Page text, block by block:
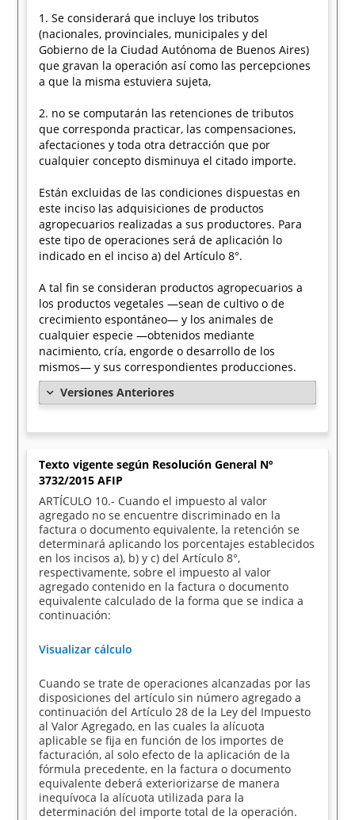
1. Se considerará que incluye los tributos
(nacionales, provinciales, municipales y del
Gobierno de la Ciudad Autónoma de Buenos Aires)
que gravan la operación así como las percepciones
a que la misma estuviera sujeta,
2. no se computarán las retenciones de tributos
que corresponda practicar, las compensaciones,
afectaciones y toda otra detracción que por
cualquier concepto disminuya el citado importe.
Están excluidas de las condiciones dispuestas en
este inciso las adquisiciones de productos
agropecuarios realizadas a sus productores. Para
este tipo de operaciones será de aplicación lo
indicado en el inciso a) del Artículo 8°.
A tal fin se consideran productos agropecuarios a
los productos vegetales —sean de cultivo o de
crecimiento espontáneo— y los animales de
cualquier especie —obtenidos mediante
nacimiento, cría, engorde o desarrollo de los
mismos— y sus correspondientes producciones.
Versiones Anteriores
Texto vigente según Resolución General Nº
3732/2015 AFIP
ARTÍCULO 10.- Cuando el impuesto al valor
agregado no se encuentre discriminado en la
factura o documento equivalente, la retención se
determinará aplicando los porcentajes establecidos
en los incisos a), b) y c) del Artículo 8°,
respectivamente, sobre el impuesto al valor
agregado contenido en la factura o documento
equivalente calculado de la forma que se indica a
continuación:
Visualizar cálculo
Cuando se trate de operaciones alcanzadas por las
disposiciones del artículo sin número agregado a
continuación del Artículo 28 de la Ley del Impuesto
al Valor Agregado, en las cuales la alícuota
aplicable se fija en función de los importes de
facturación, al solo efecto de la aplicación de la
fórmula precedente, en la factura o documento
equivalente deberá exteriorizarse de manera
inequívoca la alícuota utilizada para la
determinación del importe total de la operación.